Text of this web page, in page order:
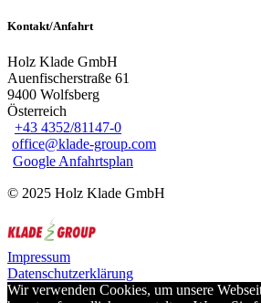
Kontakt/Anfahrt
Holz Klade GmbH
Auenfischerstraße 61
9400 Wolfsberg
Österreich
+43 4352/81147-0
office@klade-group.com
Google Anfahrtsplan
© 2025 Holz Klade GmbH
Impressum
Datenschutzerklärung
Wir verwenden Cookies, um unsere